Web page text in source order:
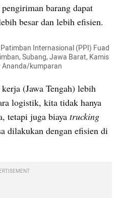
barang dapat
besar dan lebih efisien.
Internasional (PPI) Fuad
Subang, Jawa Barat, Kamis
kumparan
(Jawa Tengah) lebih
logistik, kita tidak hanya
tetapi juga biaya trucking
dilakukan dengan efisien di